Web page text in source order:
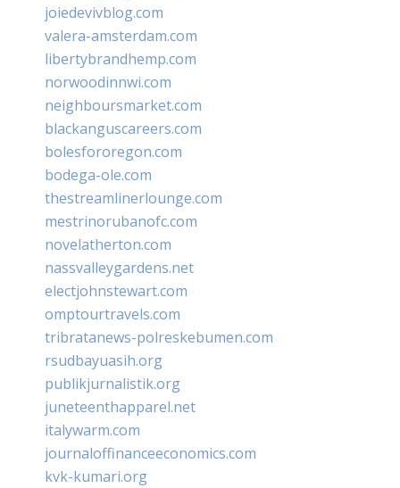
joiedevivblog.com
valera-amsterdam.com
libertybrandhemp.com
norwoodinnwi.com
neighboursmarket.com
blackanguscareers.com
bolesfororegon.com
bodega-ole.com
thestreamlinerlounge.com
mestrinorubanofc.com
novelatherton.com
nassvalleygardens.net
electjohnstewart.com
omptourtravels.com
tribratanews-polreskebumen.com
rsudbayuasih.org
publikjurnalistik.org
juneteenthapparel.net
italywarm.com
journaloffinanceeconomics.com
kvk-kumari.org